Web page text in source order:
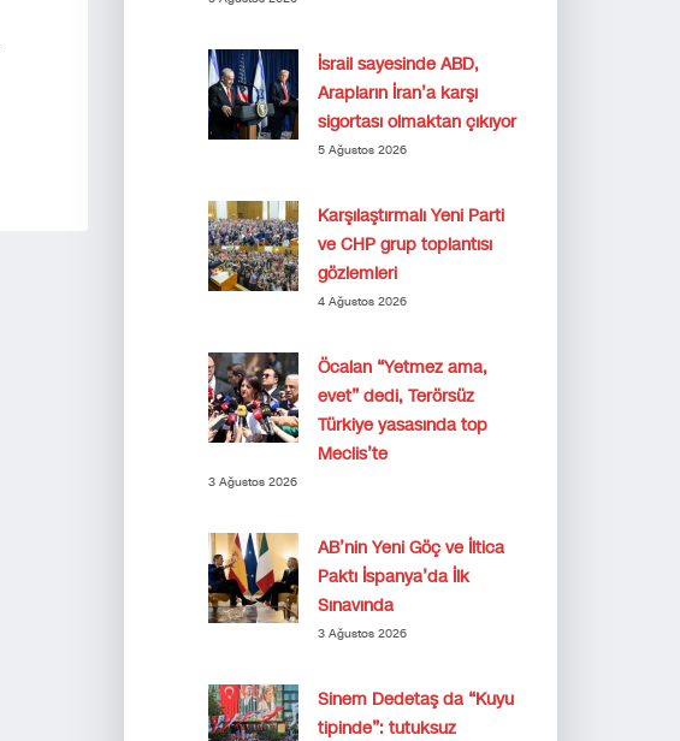
İsrail sayesinde ABD,
Arapların İran’a karşı
sigortası olmaktan çıkıyor
5 Ağustos 2026
Karşılaştırmalı Yeni Parti
ve CHP grup toplantısı
gözlemleri
4 Ağustos 2026
Öcalan “Yetmez ama,
evet” dedi, Terörsüz
Türkiye yasasında top
Meclis’te
3 Ağustos 2026
AB’nin Yeni Göç ve İltica
Paktı İspanya’da İlk
Sınavında
3 Ağustos 2026
Sinem Dedetaş da “Kuyu
tipinde”: tutuksuz